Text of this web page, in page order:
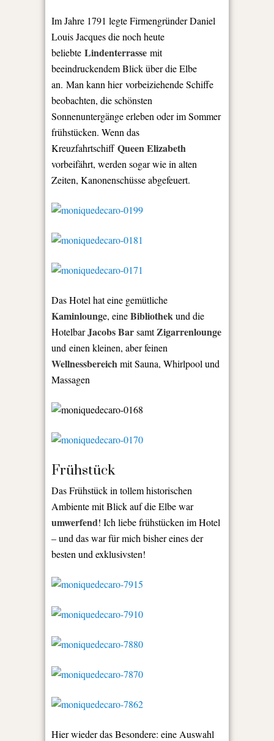
Im Jahre 1791 legte Firmengründer Daniel
Louis Jacques die noch heute
beliebte Lindenterrasse mit
beeindruckendem Blick über die Elbe
an. Man kann hier vorbeiziehende Schiffe
beobachten, die schönsten
Sonnenuntergänge erleben oder im Sommer
frühstücken. Wenn das
KreuzfahrtschiffQueen Elizabeth
vorbeifährt, werden sogar wie in alten
Zeiten, Kanonenschüsse abgefeuert.
Das Hotel hat eine gemütliche
Kaminlounge, eineBibliothek und die
HotelbarJacobs BarsamtZigarrenlounge
und einen kleinen, aber feinen
Wellnessbereich mit Sauna, Whirlpool und
Massagen
Frühstück
Das Frühstück in tollem historischen
Ambiente mit Blick auf die Elbe war
umwerfend! Ich liebe frühstücken im Hotel
– und das war für mich bisher eines der
besten und exklusivsten!
Hier wieder das Besondere: eine Auswahl